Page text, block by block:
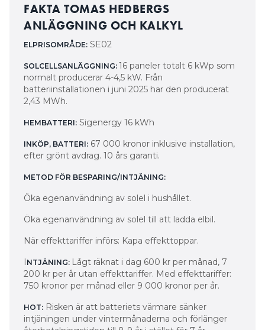
FAKTA TOMAS HEDBERGS
ANLÄGGNING OCH KALKYL
ELPRISOMRÅDE: SE02
SOLCELLSANLÄGGNING: 16 paneler totalt 6 kWp som
normalt producerar 4-4,5 kW. Från
batteriinstallationen i juni 2025 har den producerat
2,43 MWh.
HEMBATTERI: Sigenergy 16 kWh
INKÖP, BATTERI: 67 000 kronor inklusive installation,
efter grönt avdrag. 10 års garanti.
METOD FÖR BESPARING/INTJÄNING:
Öka egenanvändning av solel i hushållet.
Öka egenanvändning av solel till att ladda elbil.
När effekttariffer införs: Kapa effekttoppar.
I NTJÄNING: Lågt räknat i dag 600 kr per månad, 7
200 kr per år utan effekttariffer. Med effekttariffer:
750 kronor per månad eller 9 000 kronor per år.
HOT: Risken är att batteriets värmare sänker
intjäningen under vintermånaderna och förlänger